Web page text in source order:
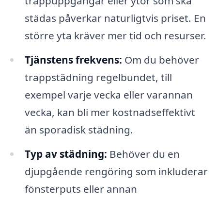
städas påverkar naturligtvis priset. En
större yta kräver mer tid och resurser.
Tjänstens frekvens: Om du behöver
trappstädning regelbundet, till
exempel varje vecka eller varannan
vecka, kan bli mer kostnadseffektivt
än sporadisk städning.
Typ av städning: Behöver du en
djupgående rengöring som inkluderar
fönsterputs eller annan